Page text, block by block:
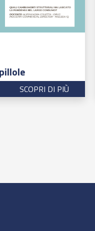
SCOPRI DI PIÙ